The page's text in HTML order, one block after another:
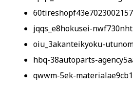
jqqs_e8hokusei-
oiu_3akanteikyoku-
hbq-38autoparts-
qwwm-5ek-